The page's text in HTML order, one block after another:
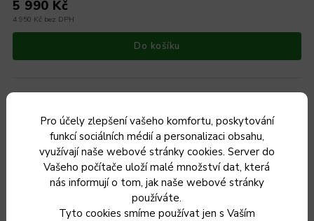
Pro účely zlepšení vašeho komfortu, poskytování
funkcí sociálních médií a personalizaci obsahu,
využívají naše webové stránky cookies. Server do
Vašeho počítače uloží malé množství dat, která
nás informují o tom, jak naše webové stránky
používáte.
Tyto cookies smíme používat jen s Vaším
4 950 Kč bez DPH
5 990 Kč
Do košíku
Český výrobek